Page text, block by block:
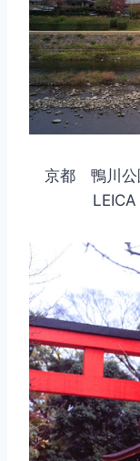
京都 鴨川公
取